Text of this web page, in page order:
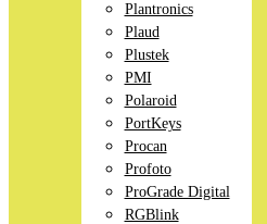
Plantronics
Plaud
Plustek
PMI
Polaroid
PortKeys
Procan
Profoto
ProGrade Digital
RGBlink